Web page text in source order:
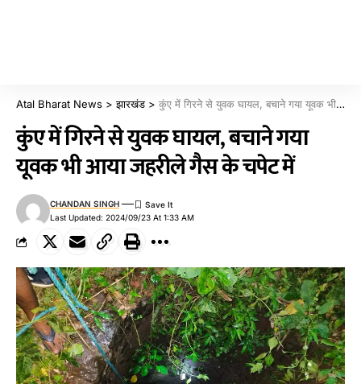
Atal Bharat News >झारखंड > कुंए में गिरने से युवक घायल, बचाने गया यूवक भी आया जहरीले गैस के चपेट में
कुंए में गिरने से युवक घायल, बचाने गया
यूवक भी आया जहरीले गैस के चपेट में
Last Updated: 2024/09/23 At 1:33 AM
CHANDAN SINGH